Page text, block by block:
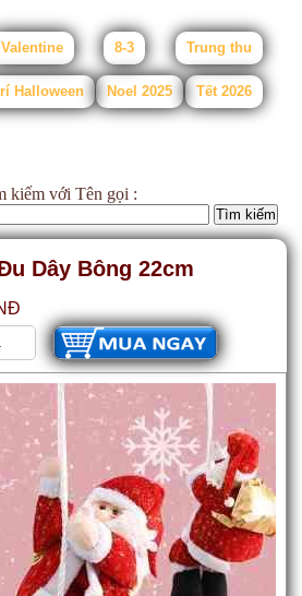
Valentine 8-3 Trung thu
Halloween Noel 2025 Tết 2026
kiếm với Tên gọi :
Dây Bông 22cm